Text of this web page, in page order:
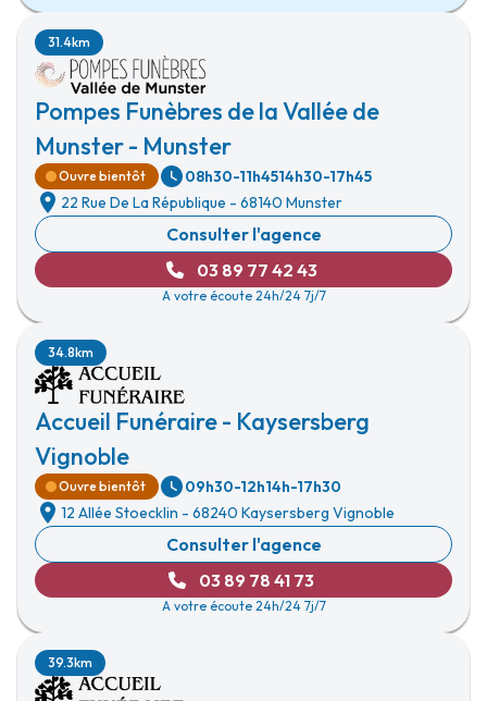
Pompes Funèbres de la Vallée de
Munster - Munster
31.4km
Ouvre bientôt 08h30-11h4514h30-17h45
22 Rue De La République - 68140 Munster
Consulter l'agence
03 89 77 42 43
A votre écoute 24h/24 7j/7
Accueil Funéraire - Kaysersberg
Vignoble
34.8km
Ouvre bientôt 09h30-12h14h-17h30
12 Allée Stoecklin - 68240 Kaysersberg Vignoble
Consulter l'agence
03 89 78 41 73
A votre écoute 24h/24 7j/7
39.3km